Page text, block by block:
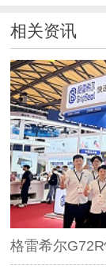
相关资讯
格雷希尔G72R快